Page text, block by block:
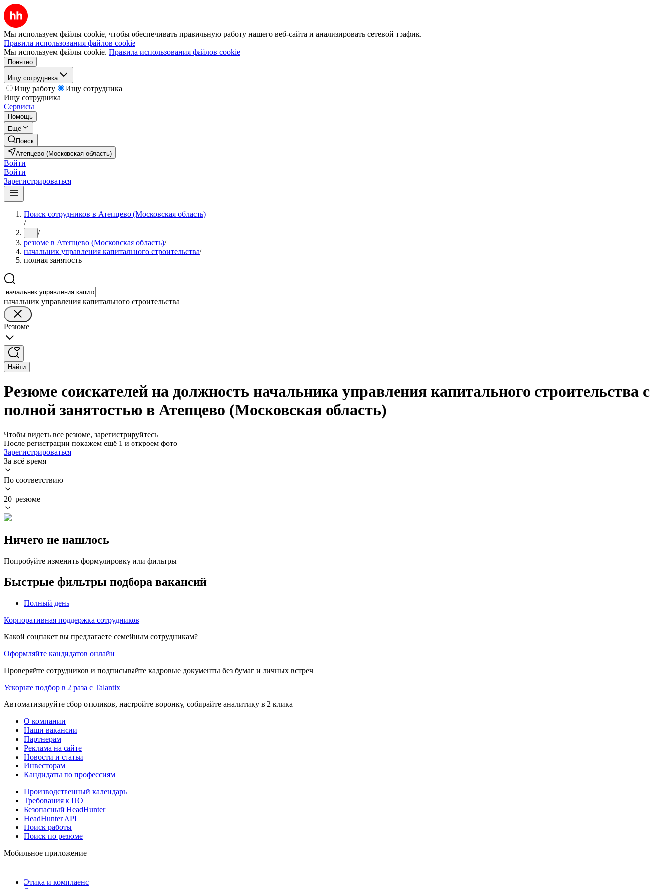
Мы используем файлы cookie, чтобы обеспечивать правильную работу нашего веб-сайта и анализировать сетевой трафик.
Правила использования файлов cookie
Мы используем файлы cookie. Правила использования файлов cookie
Понятно
Ищу сотрудника
Ищу работу
Ищу сотрудника
Ищу сотрудника
Сервисы
Помощь
Ещё
Поиск
Атепцево (Московская область)
Войти
Войти
Зарегистрироваться
Поиск сотрудников в Атепцево (Московская область)
/
... /
резюме в Атепцево (Московская область)/
начальник управления капитального строительства/
полная занятость
начальник управления капитального строительства
Резюме
Найти
Резюме соискателей на должность начальника управления капитального строительства с
полной занятостью в Атепцево (Московская область)
Чтобы видеть все резюме, зарегистрируйтесь
После регистрации покажем ещё 1 и откроем фото
Зарегистрироваться
За всё время
По соответствию
20 резюме
Ничего не нашлось
Попробуйте изменить формулировку или фильтры
Быстрые фильтры подбора вакансий
Полный день
Корпоративная поддержка сотрудников
Какой соцпакет вы предлагаете семейным сотрудникам?
Оформляйте кандидатов онлайн
Проверяйте сотрудников и подписывайте кадровые документы без бумаг и личных встреч
Ускорьте подбор в 2 раза с Talantix
Автоматизируйте сбор откликов, настройте воронку, собирайте аналитику в 2 клика
О компании
Наши вакансии
Партнерам
Реклама на сайте
Новости и статьи
Инвесторам
Кандидаты по профессиям
Производственный календарь
Требования к ПО
Безопасный HeadHunter
HeadHunter API
Поиск работы
Поиск по резюме
Мобильное приложение
Этика и комплаенс